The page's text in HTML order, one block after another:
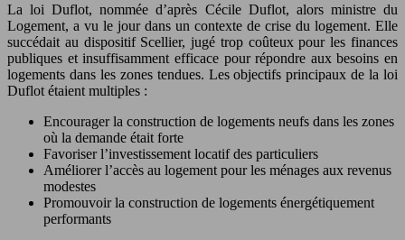
La loi Duflot, nommée d’après Cécile Duflot, alors ministre du
Logement, a vu le jour dans un contexte de crise du logement. Elle
succédait au dispositif Scellier, jugé trop coûteux pour les finances
publiques et insuffisamment efficace pour répondre aux besoins en
logements dans les zones tendues. Les objectifs principaux de la loi
Duflot étaient multiples :
Encourager la construction de logements neufs dans les zones
où la demande était forte
Favoriser l’investissement locatif des particuliers
Améliorer l’accès au logement pour les ménages aux revenus
modestes
Promouvoir la construction de logements énergétiquement
performants